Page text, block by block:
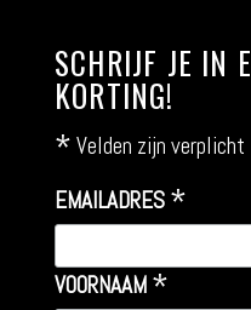
SCHRIJF JE IN
KORTING!
* Velden zijn verplicht
EMAILADRES *
VOORNAAM *